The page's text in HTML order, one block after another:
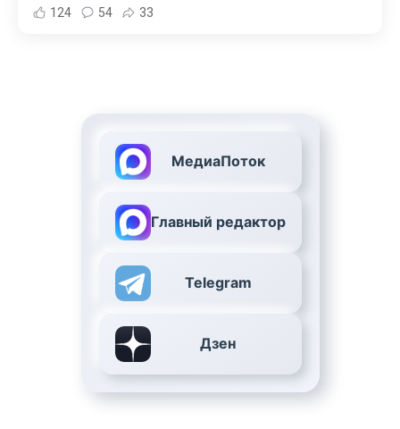
124 54 33
МедиаПоток
Главный редактор
Telegram
Дзен